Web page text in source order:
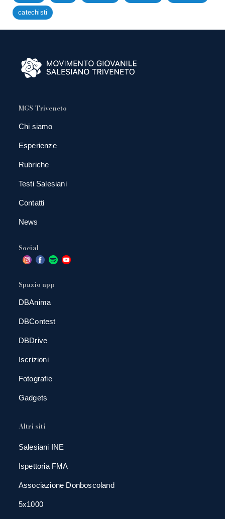
catechisti
MGS Triveneto
Chi siamo
Esperienze
Rubriche
Testi Salesiani
Contatti
News
Social
Spazio app
DBAnima
DBContest
DBDrive
Iscrizioni
Fotografie
Gadgets
Altri siti
Salesiani INE
Ispettoria FMA
Associazione Donboscoland
5x1000